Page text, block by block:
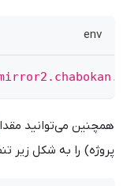
env
همچنین می‌توانید
پروژه) را به شکل زیر